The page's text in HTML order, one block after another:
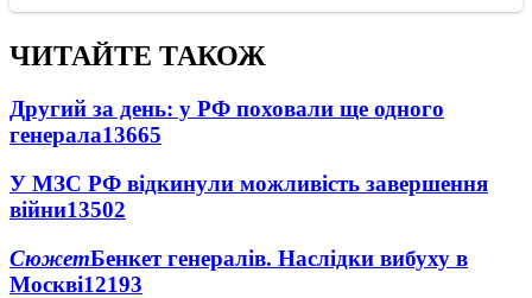
ЧИТАЙТЕ ТАКОЖ
Другий за день: у РФ поховали ще одного
генерала13665
У МЗС РФ відкинули можливість завершення
війни13502
СюжетБенкет генералів. Наслідки вибуху в
Москві12193